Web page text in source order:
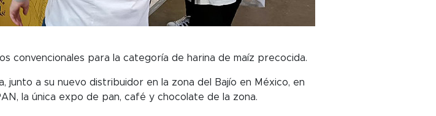
convencionales para la categoría de harina de maíz precocida.
junto a su nuevo distribuidor en la zona del Bajío en México, en
la única expo de pan, café y chocolate de la zona.